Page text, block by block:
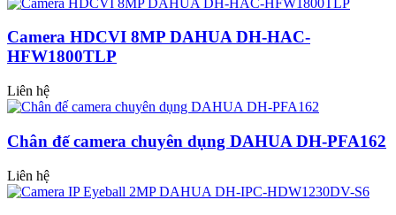
Camera HDCVI 8MP DAHUA DH-HAC-
HFW1800TLP
Liên hệ
Chân đế camera chuyên dụng DAHUA DH-PFA162
Liên hệ